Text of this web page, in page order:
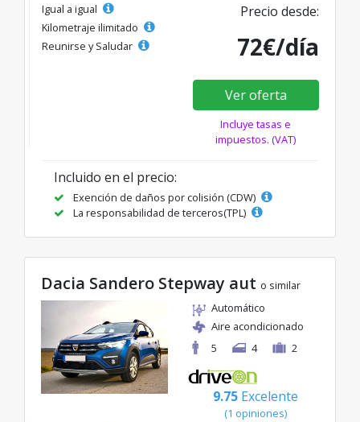
Igual a igual
Kilometraje ilimitado
Reunirse y Saludar
Precio desde:
72€/día
Ver oferta
Incluye tasas e
impuestos. (VAT)
Incluido en el precio:
Exención de daños por colisión (CDW)
La responsabilidad de terceros(TPL)
Dacia Sandero Stepway aut o similar
Automático
Aire acondicionado
5
4 2
9.75 Excelente
(1 opiniones)